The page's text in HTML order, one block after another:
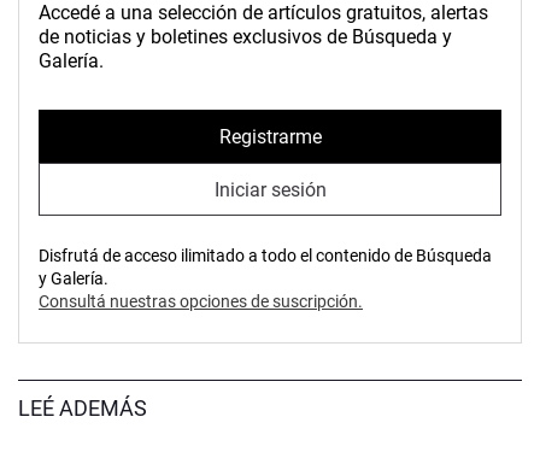
Accedé a una selección de artículos gratuitos, alertas
de noticias y boletines exclusivos de Búsqueda y
Galería.
Registrarme
Iniciar sesión
Disfrutá de acceso ilimitado a todo el contenido de Búsqueda
y Galería.
Consultá nuestras opciones de suscripción.
LEÉ ADEMÁS